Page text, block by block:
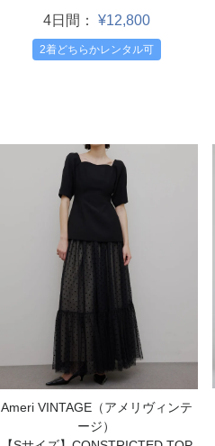
4日間： ¥12,800
2着どちらかレンタル可
Ameri VINTAGE（アメリヴィンテ
ージ）